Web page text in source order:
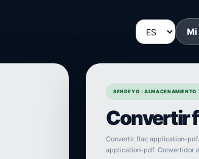
Mi
SENDEYO : ALMACENAMIENTO
Convertir
Convertir flac application-
application-pdf. Convertidor